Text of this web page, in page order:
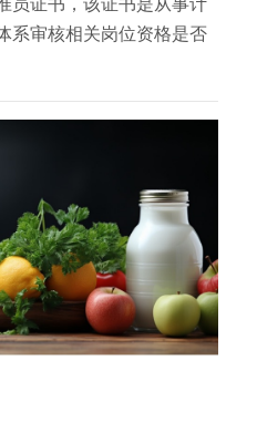
员证书，该证书是从事计
系审核相关岗位资格是否